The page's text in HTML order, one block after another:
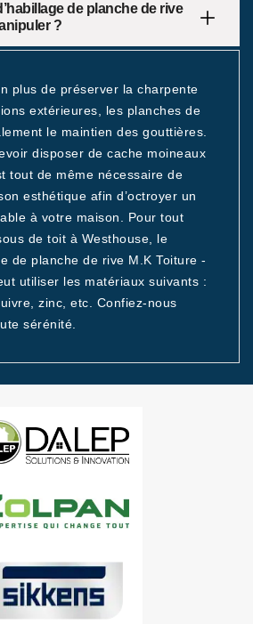
de planche de rive
?
plus de préserver la charpente
extérieures, les planches de
le maintien des gouttières.
disposer de cache moineaux
tout de même nécessaire de
esthétique afin d’octroyer un
à votre maison. Pour tout
de toit à Westhouse, le
de planche de rive M.K Toiture -
utiliser les matériaux suivants :
zinc, etc. Confiez-nous
sérénité.